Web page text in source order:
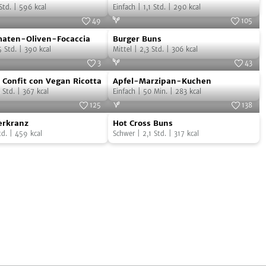
| 596kcal
Stunden
Brot
Einfach| 1,1 Std.| 290kcal
Peter Cassidy
49
Oliven-Focaccia
Std.| 390kcal
Burger
Buns
105
Burger Buns
Mittel 2,3 Std.| 306kcal
Violino, Thorbecke Verlag, 2015
3
Confit con Vegan Ricotta
Std.| 367 kcal
Apfel-
Marzipan-
Kuchen
Foto:
43
Apfel-Marzipan-Kuchen
Einfach| 50 Min.| 283kcal
125
459 kcal
Hot
Cross
Buns
138
Hot Cross Buns
Schwer| 2,1 Std. 317 kcal